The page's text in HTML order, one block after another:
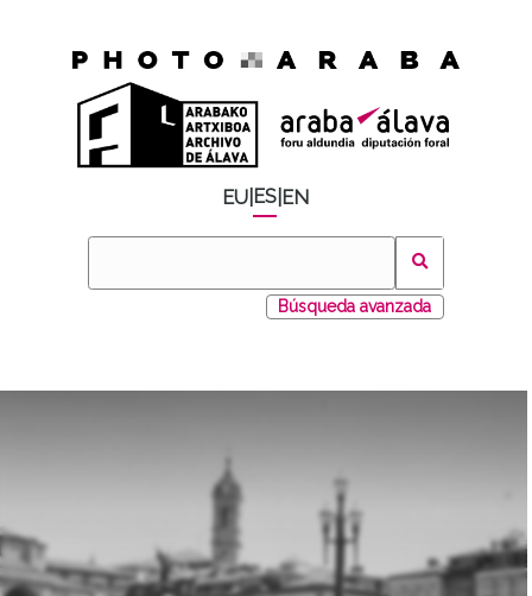
EU ES EN
Búsqueda avanzada